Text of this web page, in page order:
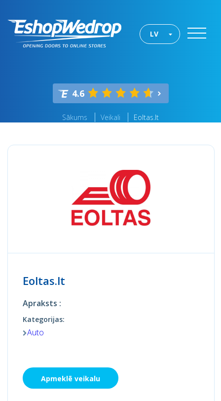
LV
4.6
Sākums Veikali Eoltas.lt
Eoltas.lt
Apraksts :
Kategorijas:
Auto
Apmeklē veikalu